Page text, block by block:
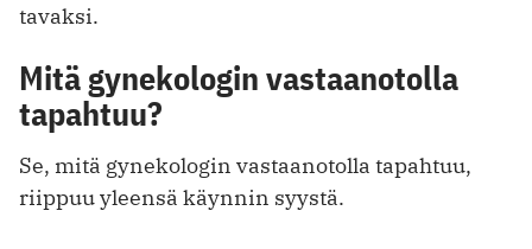
tavaksi.
Mitä gynekologin vastaanotolla
tapahtuu?
Se, mitä gynekologin vastaanotolla tapahtuu,
riippuu yleensä käynnin syystä.